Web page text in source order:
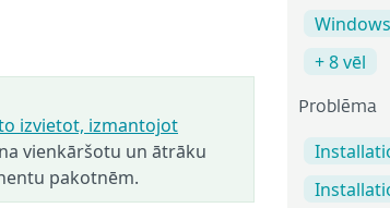
izvietot, izmantojot
vienkāršotu un ātrāku
pakotnēm.
+ 8 vēl
Problēma